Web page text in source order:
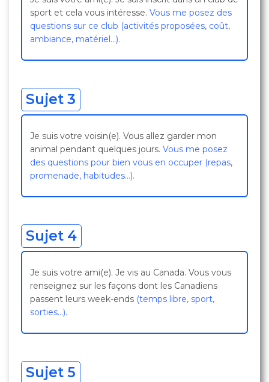
sport et cela vous intéresse. Vous me posez des
questions sur ce club (activités proposées, coût,
ambiance, matériel…).
Sujet 3
Je suis votre voisin(e). Vous allez garder mon
animal pendant quelques jours. Vous me posez
des questions pour bien vous en occuper (repas,
promenade, habitudes…).
Sujet 4
Je suis votre ami(e). Je vis au Canada. Vous vous
renseignez sur les façons dont les Canadiens
passent leurs week-ends (temps libre, sport,
sorties…).
Sujet 5